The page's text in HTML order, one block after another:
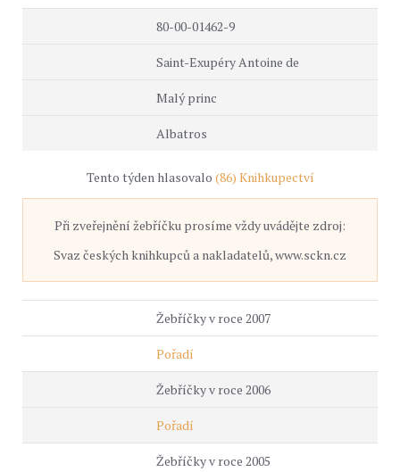
80-00-01462-9
Saint-Exupéry Antoine de
Malý princ
Albatros
Tento týden hlasovalo (86) Knihkupectví
Při zveřejnění žebříčku prosíme vždy uvádějte zdroj:
Svaz českých knihkupců a nakladatelů, www.sckn.cz
Žebříčky v roce 2007
Pořadí
Žebříčky v roce 2006
Pořadí
Žebříčky v roce 2005